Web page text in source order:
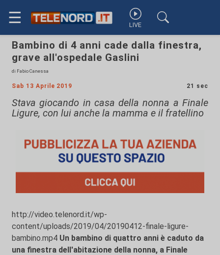
☰ LIVE
Bambino di 4 anni cade dalla finestra,
grave all'ospedale Gaslini
di Fabio Canessa
Sab 13 Aprile 2019 21 sec
Stava giocando in casa della nonna a Finale
Ligure, con lui anche la mamma e il fratellino
http://video.telenord.it/wp-
content/uploads/2019/04/20190412-finale-ligure-
bambino.mp4 Un bambino di quattro anni è caduto da
una finestra dell'abitazione della nonna, a Finale